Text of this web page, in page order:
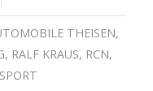
THEISEN,
, RALF KRAUS, RCN,